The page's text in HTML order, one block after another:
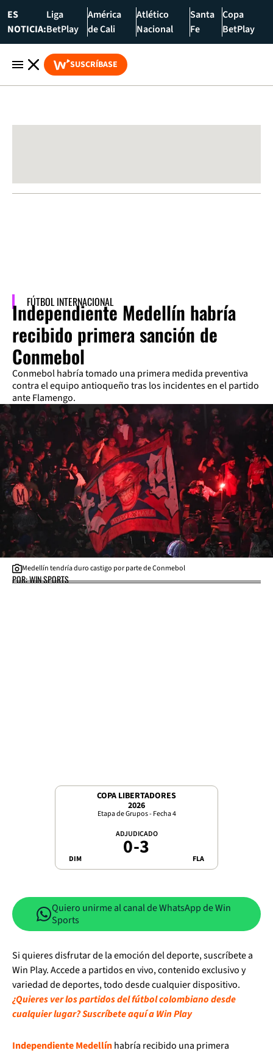
ES
NOTICIA:
Liga
BetPlay
América
de Cali
Atlético
Nacional
Santa
Fe
Copa
BetPlay
SUSCRÍBASE
FÚTBOL INTERNACIONAL
Independiente Medellín habría
recibido primera sanción de
Conmebol
Conmebol habría tomado una primera medida preventiva
contra el equipo antioqueño tras los incidentes en el partido
ante Flamengo.
Medellín tendría duro castigo por parte de Conmebol
POR: WIN SPORTS
COPA LIBERTADORES
2026
Etapa de Grupos - Fecha 4
DIM
ADJUDICADO
0-3 FLA
Quiero unirme al canal de WhatsApp de Win
Sports
Si quieres disfrutar de la emoción del deporte, suscríbete a
Win Play. Accede a partidos en vivo, contenido exclusivo y
variedad de deportes, todo desde cualquier dispositivo.
¿Quieres ver los partidos del fútbol colombiano desde
cualquier lugar? Suscríbete aquí a Win Play
Independiente Medellínhabría recibido una primera